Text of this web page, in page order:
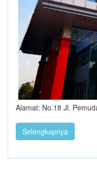
Alamat: No.18 Jl.
Selengkapnya